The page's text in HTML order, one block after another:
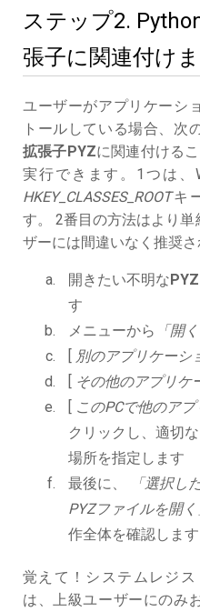
ステップ2.
張子に関連付け
ユーザーがアプリケーシ
トールしている場合、次
拡張子PYZに関連付ける
実行できます。1つは、
HKEY_CLASSES_ROOTキ
す。 2番目の方法はより
ザーには間違いなく推奨さ
開きたい不明なPYZ
す
メニューから
「開
[ 別のアプリケーシ
[ その他のアプリケ
[ このPCで他のア
クリックし、適切
場所を指定します
最後に、
「選択し
PYZファイルを開く
作全体を確認します
覚えて！システムレジ
は、上級ユーザーにのみ